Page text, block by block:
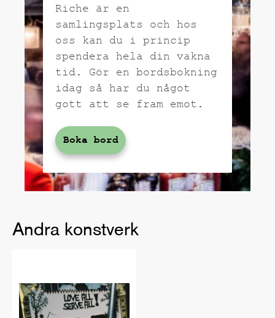
Riche är en
samlingsplats och hos
oss kan du i princip
spendera hela din vakna
tid. Gör en bordsbokning
idag så har du något
gott att se fram emot.
Boka bord
Andra konstverk